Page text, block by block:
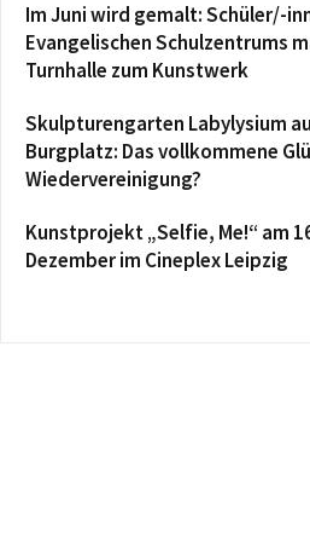
Im Juni wird gemalt: Schüler/-
Evangelischen Schulzentrums
Turnhalle zum Kunstwerk
Skulpturengarten Labylysium
Burgplatz: Das vollkommene
Wiedervereinigung?
Kunstprojekt „Selfie, Me!“ am
Dezember im Cineplex Leipzig